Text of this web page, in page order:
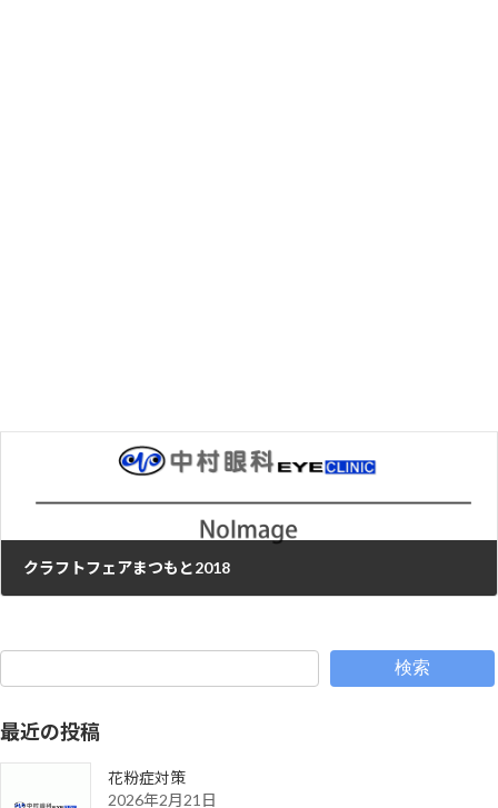
クラフトフェアまつもと2018
検索
最近の投稿
花粉症対策
2026年2月21日